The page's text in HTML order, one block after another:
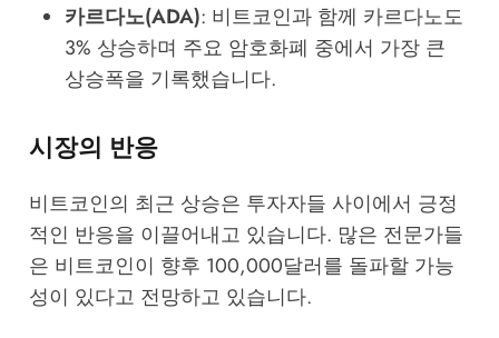
카르다노(ADA): 비트코인과 함께 카르다노도
3% 상승하며 주요 암호화폐 중에서 가장 큰
상승폭을 기록했습니다.
시장의 반응
비트코인의 최근 상승은 투자자들 사이에서 긍정
적인 반응을 이끌어내고 있습니다. 많은 전문가들
은 비트코인이 향후 100,000달러를 돌파할 가능
성이 있다고 전망하고 있습니다.